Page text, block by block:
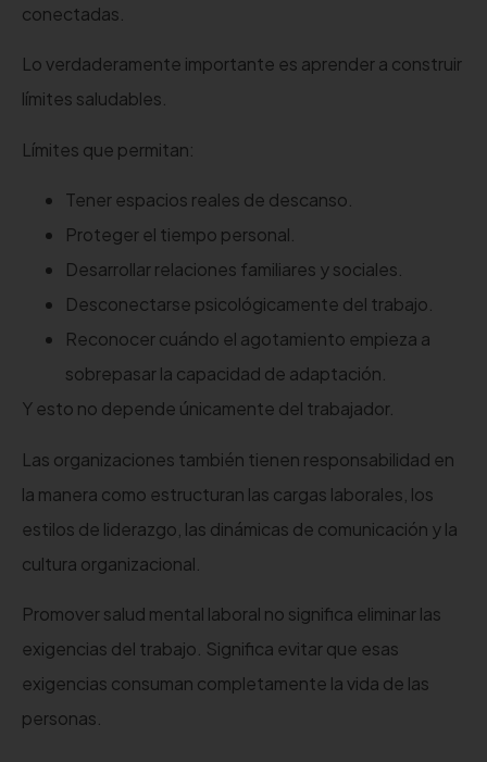
conectadas.
Lo verdaderamente importante es aprender a construir
límites saludables.
Límites que permitan:
Tener espacios reales de descanso.
Proteger el tiempo personal.
Desarrollar relaciones familiares y sociales.
Desconectarse psicológicamente del trabajo.
Reconocer cuándo el agotamiento empieza a
sobrepasar la capacidad de adaptación.
Y esto no depende únicamente del trabajador.
Las organizaciones también tienen responsabilidad en
la manera como estructuran las cargas laborales, los
estilos de liderazgo, las dinámicas de comunicación y la
cultura organizacional.
Promover salud mental laboral no significa eliminar las
exigencias del trabajo. Significa evitar que esas
exigencias consuman completamente la vida de las
personas.